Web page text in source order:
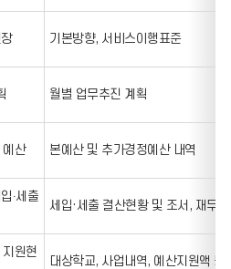
기본방향, 서비스이행표준
월별 업무추진 계획
예산 본예산 및 추가경정예산 내역
∙세출
세입·세출 결산현황 및 조서, 재무
원현
대상학교, 사업내역, 예산지원액 등